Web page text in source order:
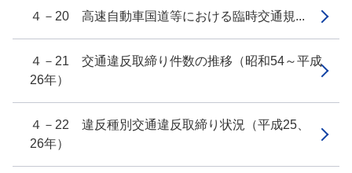
４－20 高速自動車国道等における臨時交通規...
４－21 交通違反取締り件数の推移（昭和54～平成
26年）
４－22 違反種別交通違反取締り状況（平成25、
26年）